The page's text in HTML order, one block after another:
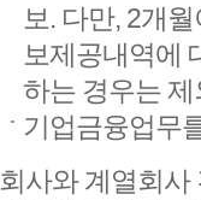
보. 다만, 2개
보제공내역에
하는 경우는 제
기업금융업무
회사와 계열회사